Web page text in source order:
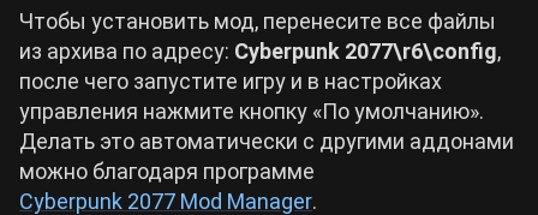
Чтобы установить мод, перенесите все файлы
из архива по адресу: Cyberpunk 2077\r6\config,
после чего запустите игру и в настройках
управления нажмите кнопку «По умолчанию».
Делать это автоматически с другими аддонами
можно благодаря программе
Cyberpunk 2077 Mod Manager.